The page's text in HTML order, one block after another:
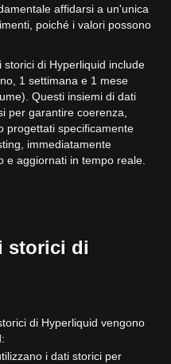
affidarsi a un'unica
poiché i valori possono
di Hyperliquid include
1 settimana e 1 mese
Questi insiemi di dati
per garantire coerenza,
progettati specificamente
immediatamente
e aggiornati in tempo reale.
storici di
di Hyperliquid vengono
i dati storici per